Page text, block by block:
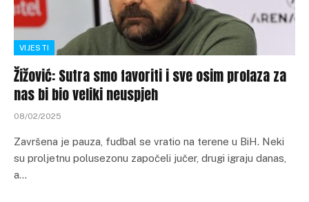
VIJESTI
Žižović: Sutra smo favoriti i sve osim prolaza za
nas bi bio veliki neuspjeh
08/02/2025
Završena je pauza, fudbal se vratio na terene u BiH. Neki
su proljetnu polusezonu započeli jučer, drugi igraju danas,
a…